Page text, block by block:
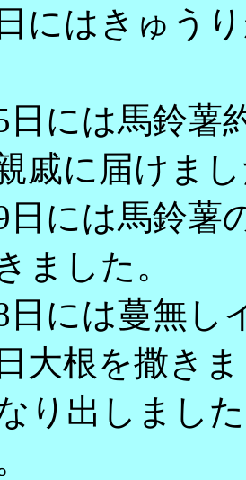
にはきゅう
には馬鈴薯
戚に届けま
には馬鈴薯
ました。
には蔓無し
大根を撒き
り出しまし